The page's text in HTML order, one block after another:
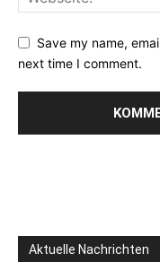
Save my name,
next time I comment.
Aktuelle Nachrichten